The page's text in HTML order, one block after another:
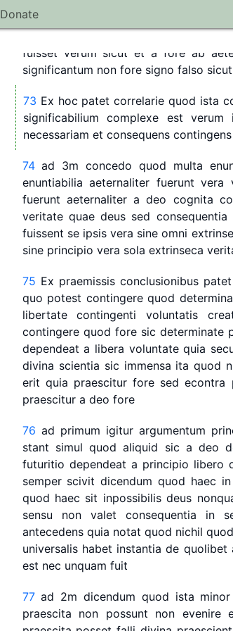
Donate
fuisset verum sicut et a fore ab
significantum non fore signo falso sicut
73 Ex hoc patet correlarie quod ista
significabilium
complexe est verum
necessariam et consequens contingens
74 ad 3m concedo quod multa
enuntiabilia aeternaliter fuerunt vera
fuerunt aeternaliter a deo cognita
veritate quae deus sed consequentia
fuissent se ipsis vera sine omni
sine principio vera sola extrinseca
75 Ex praemissis conclusionibus patet
quo potest contingere quod
libertate
contingenti voluntatis
contingere quod fore sic determinate
dependeat a libera voluntate quia
divina scientia sic immensa ita quod
erit quia praescitur fore sed econtra
praescitur a deo fore
76 ad primum igitur argumentum
stant simul quod aliquid sic a deo
futuritio dependeat a principio libero
semper scivit dicendum quod haec in
quod haec sit inpossibilis deus
sensu
non valet consequentia in
antecedens quia notat quod nichil quod
universalis habet instantia de quolibet
est nec unquam fuit
77 ad 2m dicendum quod ista minor
praescita non possunt non evenire